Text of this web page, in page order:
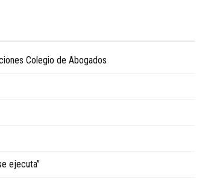
Colegio de Abogados
ejecuta”